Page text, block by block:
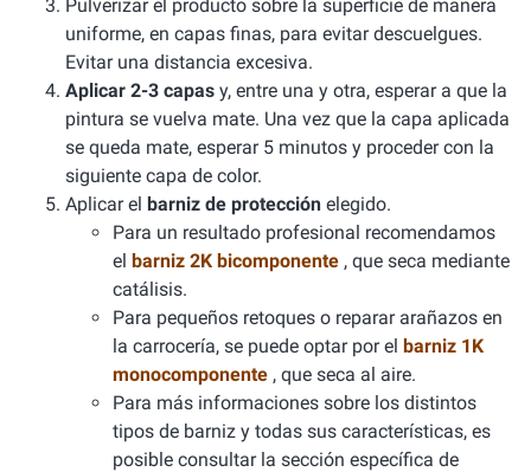
Pulverizar el producto sobre la superficie de manera
uniforme, en capas finas, para evitar descuelgues.
Evitar una distancia excesiva.
Aplicar 2-3 capas y, entre una y otra, esperar a que la
pintura se vuelva mate. Una vez que la capa aplicada
se queda mate, esperar 5 minutos y proceder con la
siguiente capa de color.
Aplicar el barniz de protección elegido.
Para un resultado profesional recomendamos
el barniz 2K bicomponente , que seca mediante
catálisis.
Para pequeños retoques o reparar arañazos en
la carrocería, se puede optar por el barniz 1K
monocomponente , que seca al aire.
Para más informaciones sobre los distintos
tipos de barniz y todas sus características, es
posible consultar la sección específica de